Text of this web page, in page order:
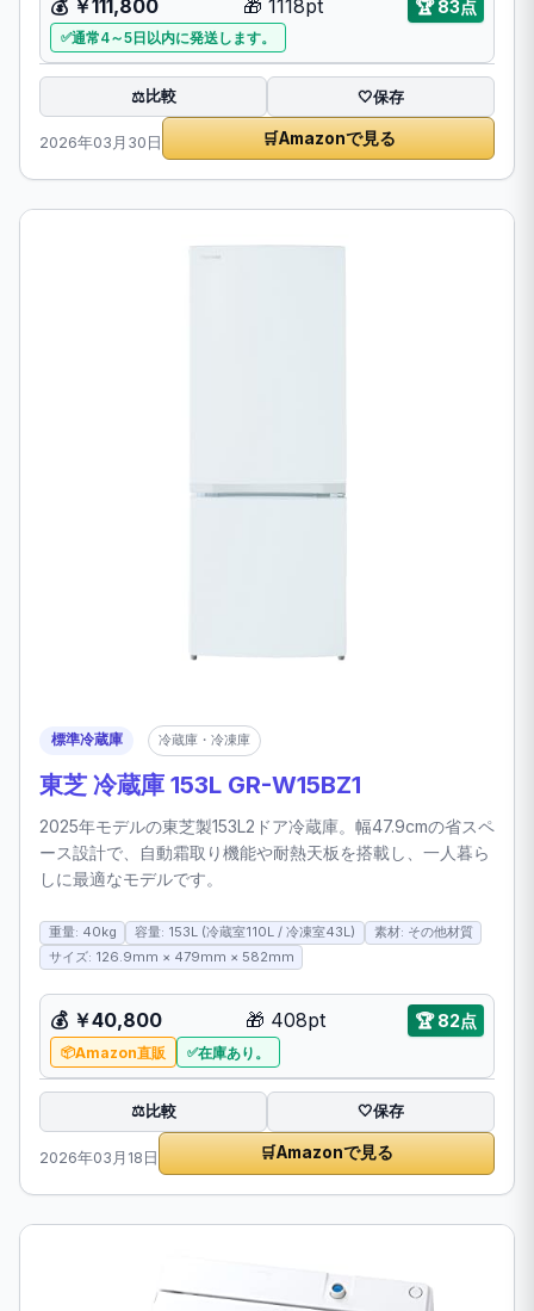
💰 ￥111,800 🎁 1118pt 🏆 83点
通常4～5日以内に発送します。
⚖️比較 🤍保存
2026年03月30日 🛒Amazonで見る
標準冷蔵庫 冷蔵庫・冷凍庫
東芝 冷蔵庫 153L GR-W15BZ1
2025年モデルの東芝製153L2ドア冷蔵庫。幅47.9cmの省スペ
ース設計で、自動霜取り機能や耐熱天板を搭載し、一人暮ら
しに最適なモデルです。
重量: 40kg 容量: 153L (冷蔵室110L / 冷凍室43L)
素材: その他材質
サイズ: 126.9mm × 479mm × 582mm
💰 ￥40,800 🎁 408pt 🏆 82点
Amazon直販 在庫あり。
⚖️比較 🤍保存
2026年03月18日 🛒Amazonで見る